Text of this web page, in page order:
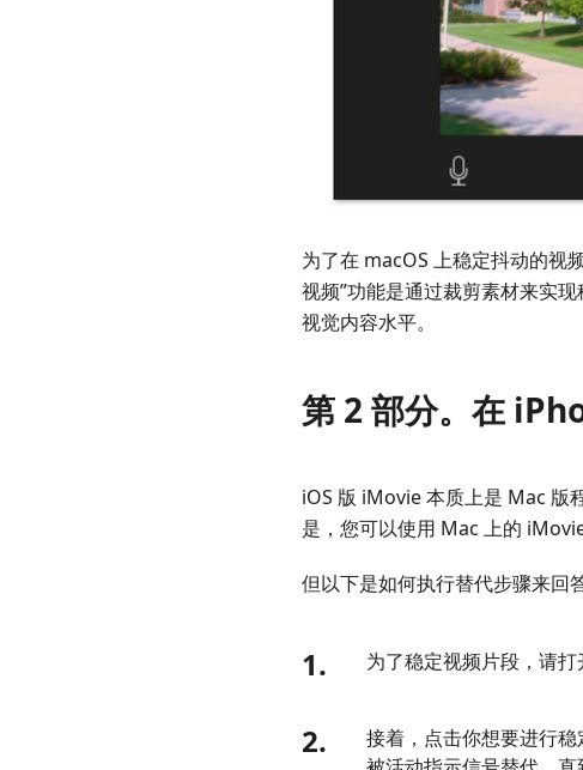
为了在 macOS 上稳定抖动的视
视频”功能是通过裁剪素材来实
视觉内容水平。
第 2 部分。在
iOS 版 iMovie 本质上是 Mac 版
是，您可以使用 Mac 上的
但以下是如何执行替代步骤来回
1. 为了稳定视频片段，请
2. 接着，点击你想要进行